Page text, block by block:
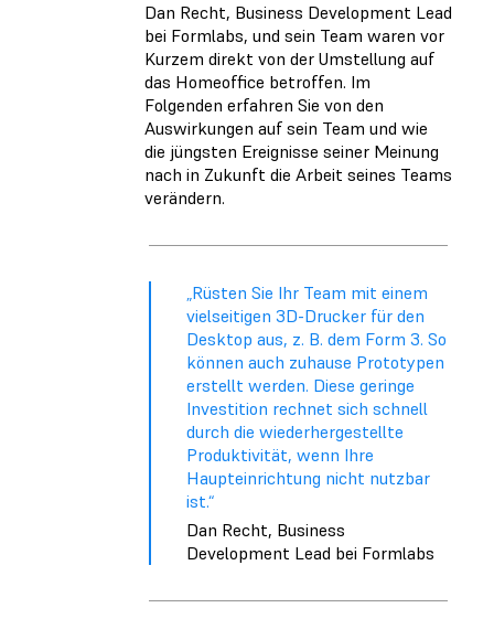
Dan Recht, Business Development Lead
bei Formlabs, und sein Team waren vor
Kurzem direkt von der Umstellung auf
das Homeoffice betroffen. Im
Folgenden erfahren Sie von den
Auswirkungen auf sein Team und wie
die jüngsten Ereignisse seiner Meinung
nach in Zukunft die Arbeit seines Teams
verändern.
„Rüsten Sie Ihr Team mit einem
vielseitigen 3D-Drucker für den
Desktop aus, z. B. dem Form 3. So
können auch zuhause Prototypen
erstellt werden. Diese geringe
Investition rechnet sich schnell
durch die wiederhergestellte
Produktivität, wenn Ihre
Haupteinrichtung nicht nutzbar
ist.“
Dan Recht, Business
Development Lead bei Formlabs